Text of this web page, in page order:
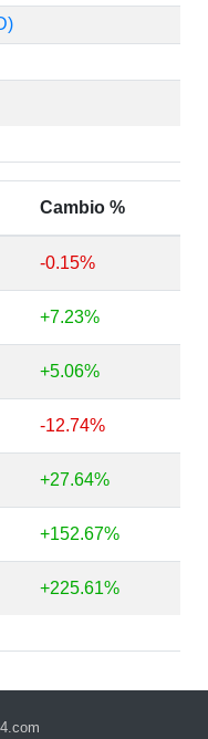
Cambio %
-0.15%
+7.23%
+5.06%
-12.74%
+27.64%
+152.67%
+225.61%